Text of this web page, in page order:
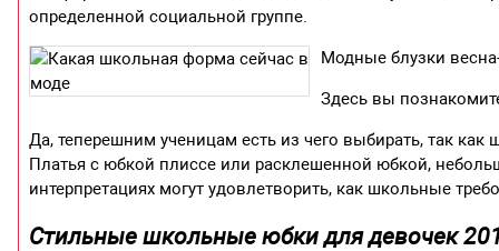
определенной социальной группе.
Модные блузки
Здесь вы
Да, теперешним ученицам есть из чего выбирать, так как
Платья с юбкой плиссе или расклешенной юбкой,
интерпретациях могут удовлетворить, как школьные
Стильные школьные юбки для девочек